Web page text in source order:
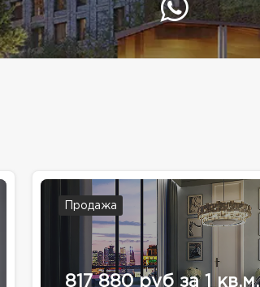
Продажа
817 880 руб за 1 кв.м.